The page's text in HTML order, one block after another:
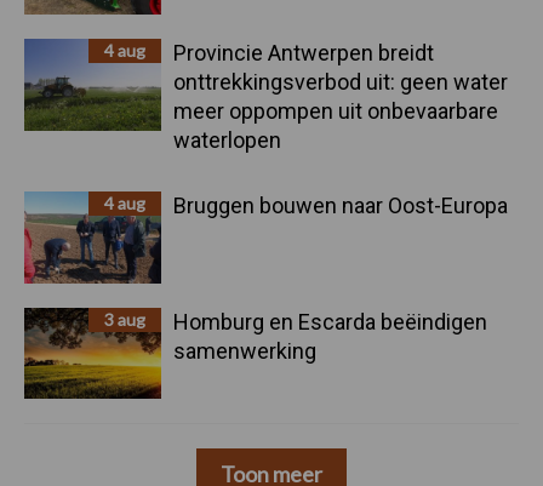
4 aug
Provincie Antwerpen breidt
onttrekkingsverbod uit: geen water
meer oppompen uit onbevaarbare
waterlopen
4 aug Bruggen bouwen naar Oost-Europa
3 aug
Homburg en Escarda beëindigen
samenwerking
Toon meer